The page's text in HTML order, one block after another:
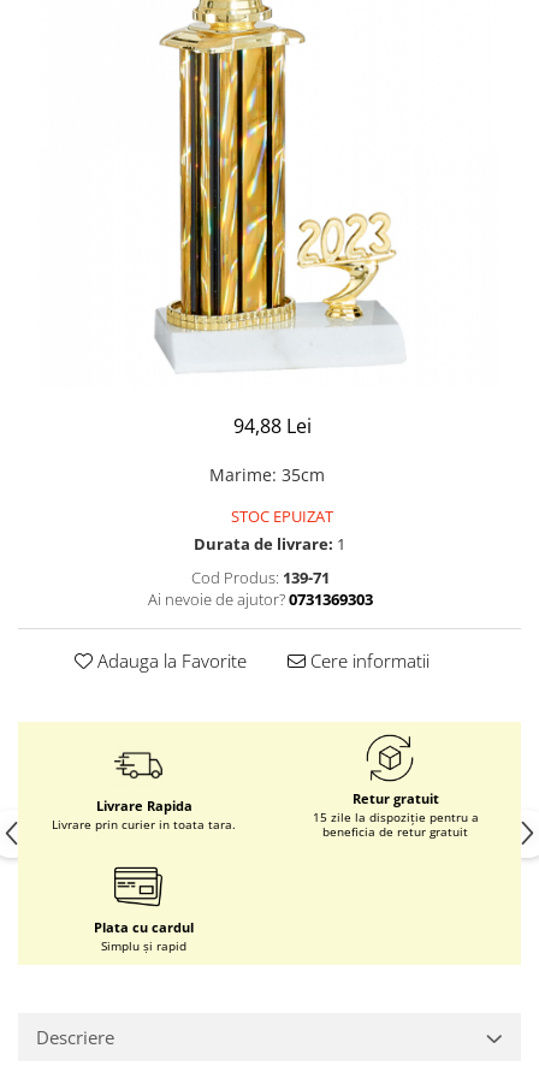
94,88 Lei
Marime: 35cm
STOC EPUIZAT
Durata de livrare: 1
Cod Produs: 139-71
Ai nevoie de ajutor?0731369303
Adauga la Favorite Cere informatii
Livrare Rapida
Livrare prin curier in toata tara.
Retur gratuit
15 zile la dispoziție pentru a
beneficia de retur gratuit
Plata cu cardul
Simplu și rapid
Descriere